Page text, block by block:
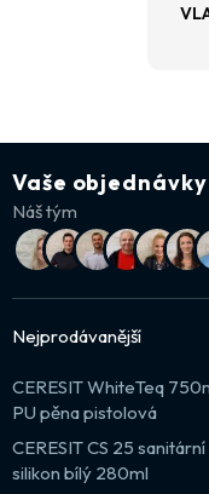
Vaše
Náš tým
Nejprodávanější
CERESIT WhiteTeq
PU pěna pistolová
CERESIT CS 25 sanitární
silikon bílý 280ml